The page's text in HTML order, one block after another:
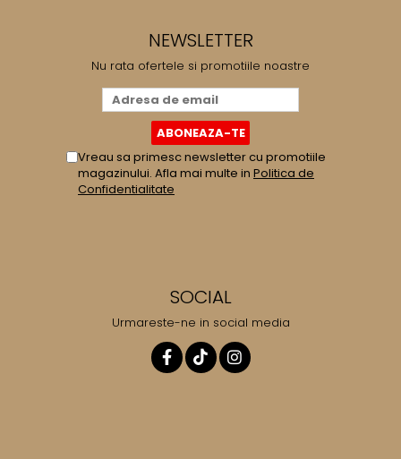
NEWSLETTER
Nu rata ofertele si promotiile noastre
Vreau sa primesc newsletter cu promotiile
magazinului. Afla mai multe in Politica de
Confidentialitate
SOCIAL
Urmareste-ne in social media